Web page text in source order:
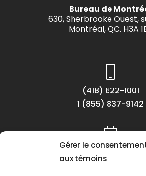
Gérer le
aux témoins
Bureau de
630, Sherbrooke Ouest,
Montréal, QC. H3A
(418) 622-1001
1 (855) 837-9142
Lundi au vendredi